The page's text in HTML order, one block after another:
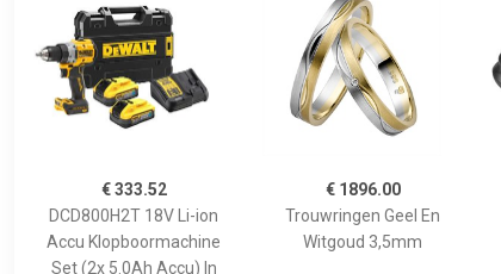
€ 333.52
DCD800H2T 18V Li-ion
Accu Klopboormachine
Set (2x 5.0Ah Accu) In
€ 1896.00
Trouwringen Geel En
Witgoud 3,5mm